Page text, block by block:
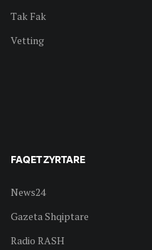
Tak Fak
Vetting
FAQET ZYRTARE
News24
Gazeta Shqiptare
Radio RASH